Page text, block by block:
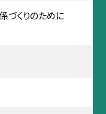
づくりのために